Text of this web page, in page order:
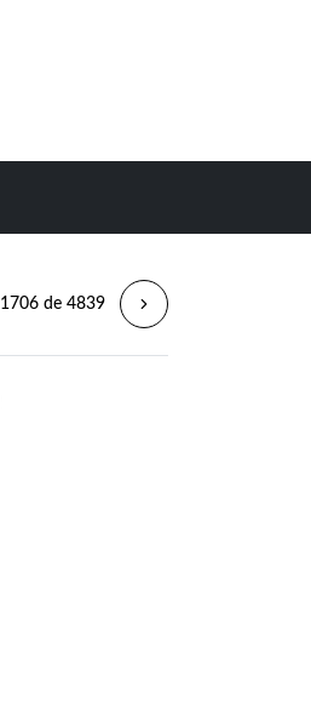
1706 de 4839